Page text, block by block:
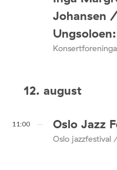
Johansen
12. august
11:00 Oslo Jazz
Oslo jazzfestival